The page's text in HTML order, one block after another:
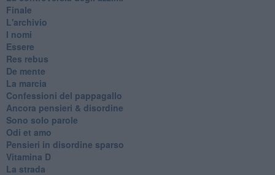
Finale
L'archivio
I nomi
Essere
Res rebus
De mente
La marcia
Confessioni del pappagallo
Ancora pensieri & disordine
Sono solo parole
Odi et amo
Pensieri in disordine sparso
Vitamina D
La strada